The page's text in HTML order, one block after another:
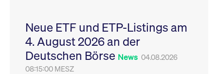
Neue ETF und ETP-Listings am
4. August 2026 an der
Deutschen Börse News 04.08.2026
08:15:00 MESZ